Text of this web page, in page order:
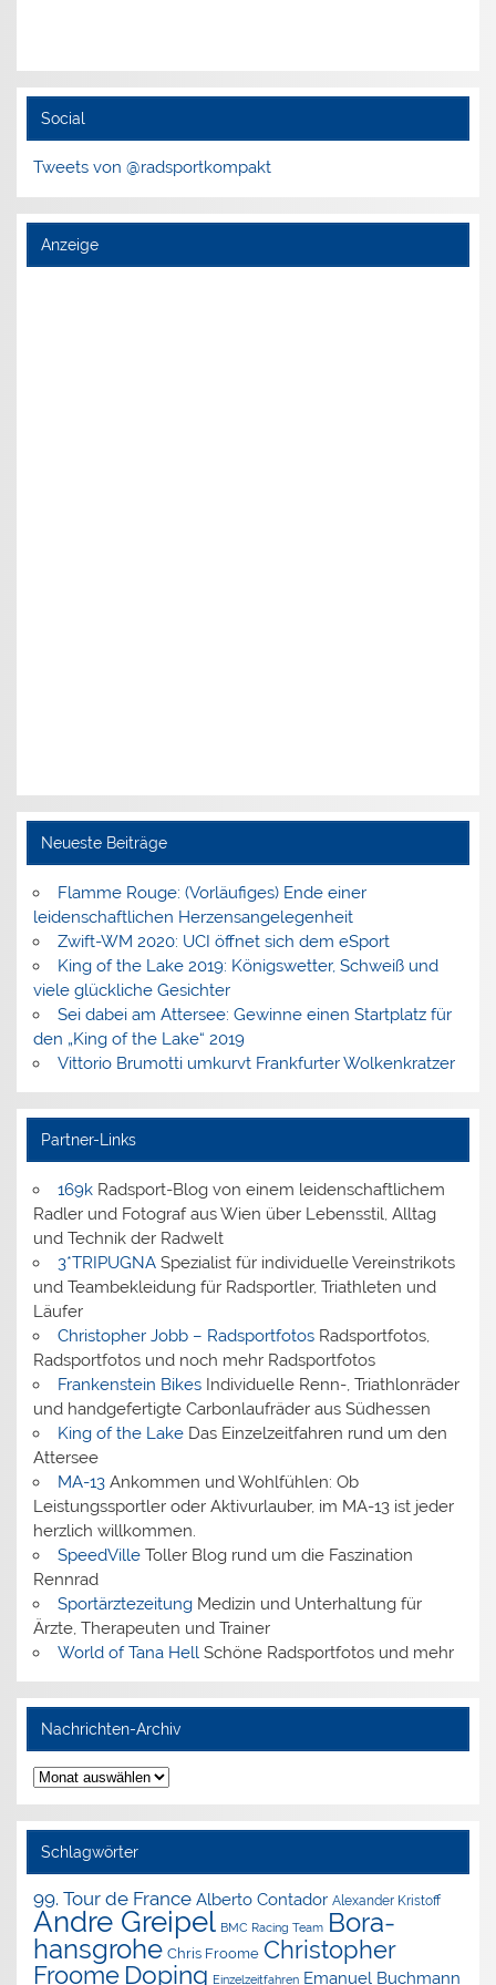
Social
Tweets von @radsportkompakt
Anzeige
Neueste Beiträge
Flamme Rouge: (Vorläufiges) Ende einer
leidenschaftlichen Herzensangelegenheit
Zwift-WM 2020: UCI öffnet sich dem eSport
King of the Lake 2019: Königswetter, Schweiß und
viele glückliche Gesichter
Sei dabei am Attersee: Gewinne einen Startplatz für
den „King of the Lake“ 2019
Vittorio Brumotti umkurvt Frankfurter Wolkenkratzer
Partner-Links
169kRadsport-Blog von einem leidenschaftlichem
Radler und Fotograf aus Wien über Lebensstil, Alltag
und Technik der Radwelt
3*TRIPUGNASpezialist für individuelle Vereinstrikots
und Teambekleidung für Radsportler, Triathleten und
Läufer
Christopher Jobb – RadsportfotosRadsportfotos,
Radsportfotos und noch mehr Radsportfotos
Frankenstein BikesIndividuelle Renn-, Triathlonräder
und handgefertigte Carbonlaufräder aus Südhessen
King of the LakeDas Einzelzeitfahren rund um den
Attersee
MA-13Ankommen und Wohlfühlen: Ob
Leistungssportler oder Aktivurlauber, im MA-13 ist jeder
herzlich willkommen.
SpeedVilleToller Blog rund um die Faszination
Rennrad
SportärztezeitungMedizin und Unterhaltung für
Ärzte, Therapeuten und Trainer
World of Tana Hell Schöne Radsportfotos und mehr
Nachrichten-Archiv
Nachrichten-
Archiv
Schlagwörter
99. Tour de France Alberto Contador Alexander Kristoff
Andre Greipel BMC Racing Team Bora-
hansgrohe Chris Froome Christopher
Froome Doping Einzelzeitfahren Emanuel Buchmann